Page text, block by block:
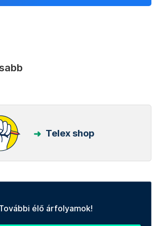
Telex shop
élő árfolyamok!